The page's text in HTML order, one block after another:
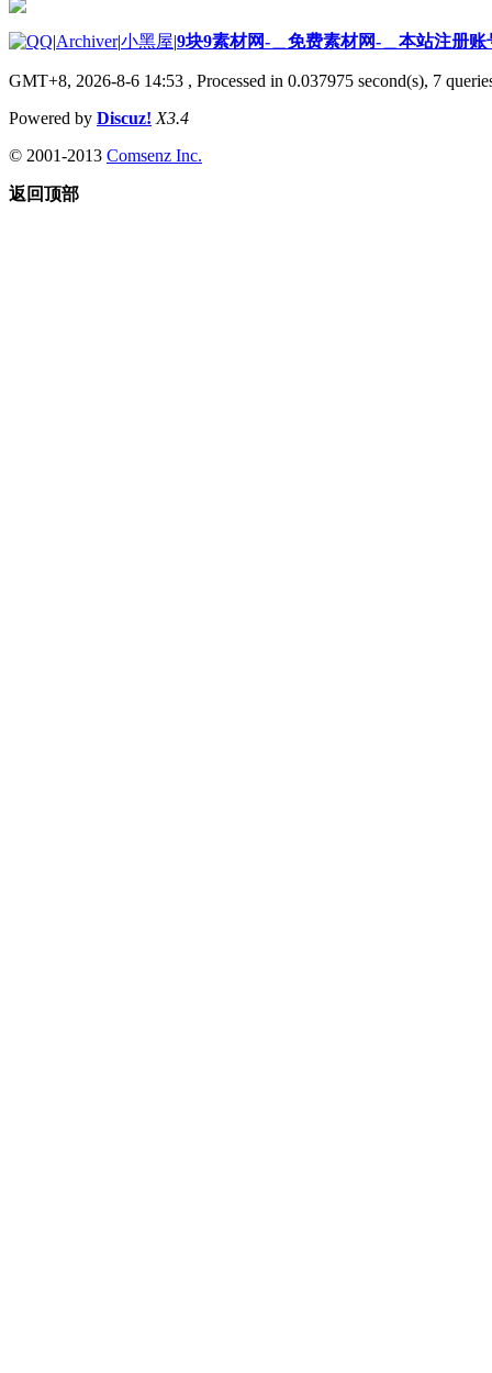
|Archiver|小黑屋|9块9素材网-＿免费素材网-＿本站注册账
GMT+8, 2026-8-6 14:53 , Processed in 0.037975 second(s), 7
Powered by Discuz! X3.4
© 2001-2013 Comsenz Inc.
返回顶部